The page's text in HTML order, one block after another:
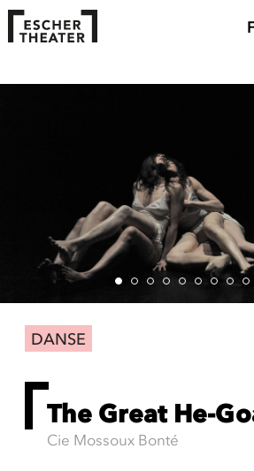
DANSE
The Great He-
Cie Mossoux Bonté